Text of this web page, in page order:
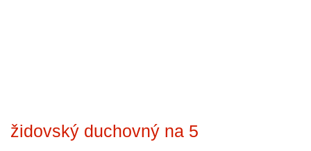
židovský duchovný na 5